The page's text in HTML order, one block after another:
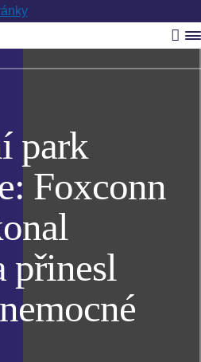
park
Foxconn
přinesl